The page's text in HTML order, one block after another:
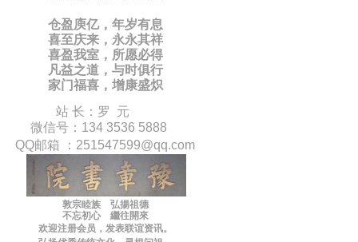
仓盈庾亿，年岁有息
喜至庆来，永永其祥
喜盈我室，所愿必得
凡益之道，与时俱行
家门福喜，增康盛炽
站 长：罗 元
微信号：134 3536 5888
QQ邮箱 ： 251547599@qq.com
敦宗睦族 弘揚祖德
不忘初心 繼往開來
欢迎注册会员， 发表联谊资讯。